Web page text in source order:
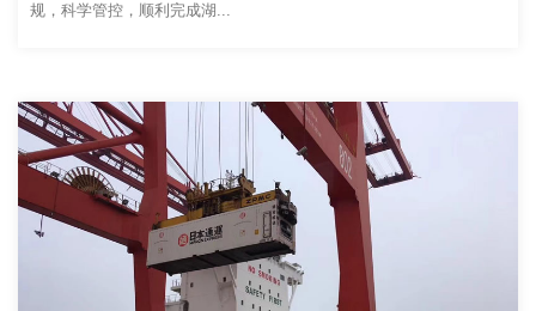
规，科学管控，顺利完成湖...